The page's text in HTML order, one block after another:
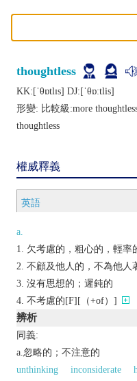
thoughtless
KK:[ˈθɒtlɪs] DJ:[ˈθɒːtlis]
形變: 比較級:more
thoughtless
權威釋義
英語
a.
欠考慮的，粗心的，輕率
不顧及他人的，不為他人
沒有思想的；遲鈍的
不考慮的[F][（+of）]
辨析
同義:
a.忽略的；不注意的
unthinking
inconsiderate